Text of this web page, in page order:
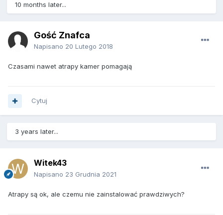
10 months later...
Gość Znafca
Napisano 20 Lutego 2018
Czasami nawet atrapy kamer pomagają
Cytuj
3 years later...
Witek43
Napisano 23 Grudnia 2021
Atrapy są ok, ale czemu nie zainstalować prawdziwych?